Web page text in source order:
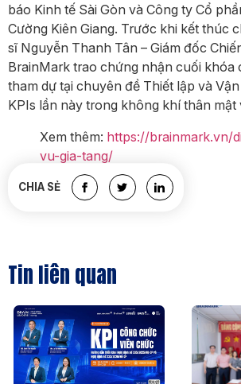
báo Kinh tế Sài Gòn và Công ty Cổ
Cường Kiên Giang. Trước khi kết thúc
sĩ Nguyễn Thanh Tân – Giám đốc
BrainMark trao chứng nhận cuối khóa
tham dự tại chuyên đề Thiết lập và
KPIs lần này trong không khí thân mật
Xem thêm: https://brainmark.vn/
vu-gia-tang/
BrainMark Việt Nam.
CHIA SẺ
Tin liên quan